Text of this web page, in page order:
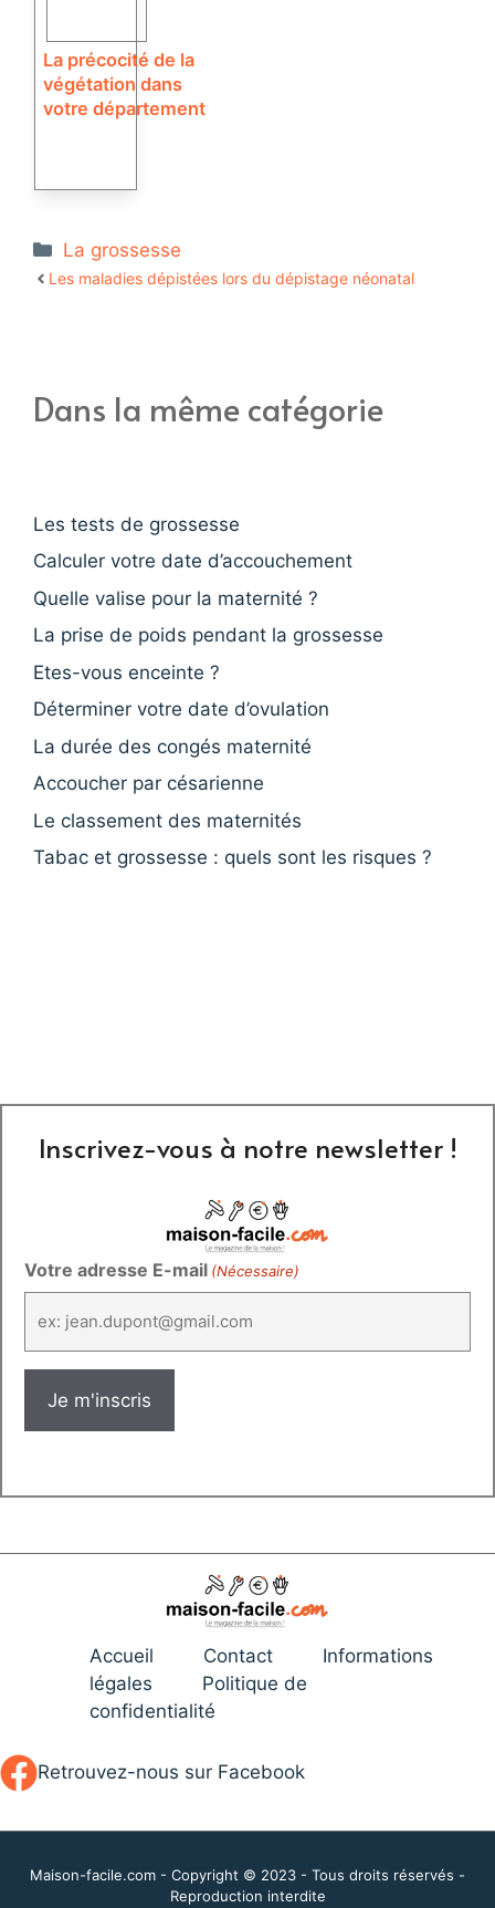
La précocité de la
végétation dans
votre département
Catégories
La grossesse
Les maladies dépistées lors du dépistage néonatal
Dans la même catégorie
Les tests de grossesse
Calculer votre date d’accouchement
Quelle valise pour la maternité ?
La prise de poids pendant la grossesse
Etes-vous enceinte ?
Déterminer votre date d’ovulation
La durée des congés maternité
Accoucher par césarienne
Le classement des maternités
Tabac et grossesse : quels sont les risques ?
Inscrivez-vous à notre newsletter !
Votre adresse E-mail (Nécessaire)
Accueil Contact
Informations
légales
Politique de
confidentialité
Retrouvez-nous sur Facebook
Maison-facile.com - Copyright © 2023 - Tous droits réservés -
Reproduction interdite